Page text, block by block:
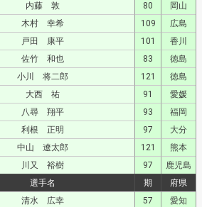
内藤 敦 80
岡山
木村 幸希
109 広島
戸田 康平 101
香川
佐竹 和也
83
徳島
小川 将二郎
121
徳島
大西 祐
91 愛媛
八尋 翔平 93
福岡
利根 正明
97
大分
中山 遼太郎
121
熊本
川又 裕樹
97 鹿児島
選手名 期 府県
清水 広幸 57
愛知